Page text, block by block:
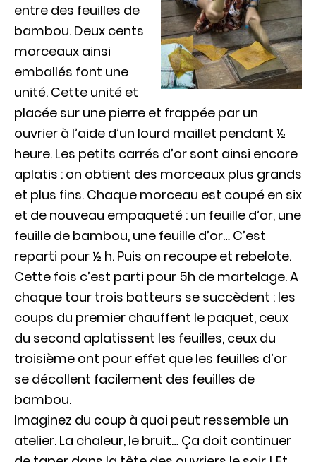
entre des feuilles de
bambou. Deux cents
morceaux ainsi
emballés font une
unité. Cette unité et
placée sur une pierre et frappée par un
ouvrier à l’aide d’un lourd maillet pendant ½
heure. Les petits carrés d’or sont ainsi encore
aplatis : on obtient des morceaux plus grands
et plus fins. Chaque morceau est coupé en six
et de nouveau empaqueté : un feuille d’or, une
feuille de bambou, une feuille d’or… C’est
reparti pour ½ h. Puis on recoupe et rebelote.
Cette fois c’est parti pour 5h de martelage. A
chaque tour trois batteurs se succèdent : les
coups du premier chauffent le paquet, ceux
du second aplatissent les feuilles, ceux du
troisième ont pour effet que les feuilles d’or
se décollent facilement des feuilles de
bambou.
Imaginez du coup à quoi peut ressemble un
atelier. La chaleur, le bruit… Ça doit continuer